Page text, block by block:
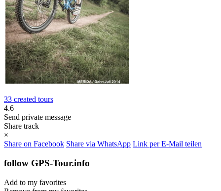
33 created tours
4.6
Send private message
Share track
×
Share on Facebook Share via WhatsApp Link per E-Mail teilen
follow GPS-Tour.info
Add to my favorites